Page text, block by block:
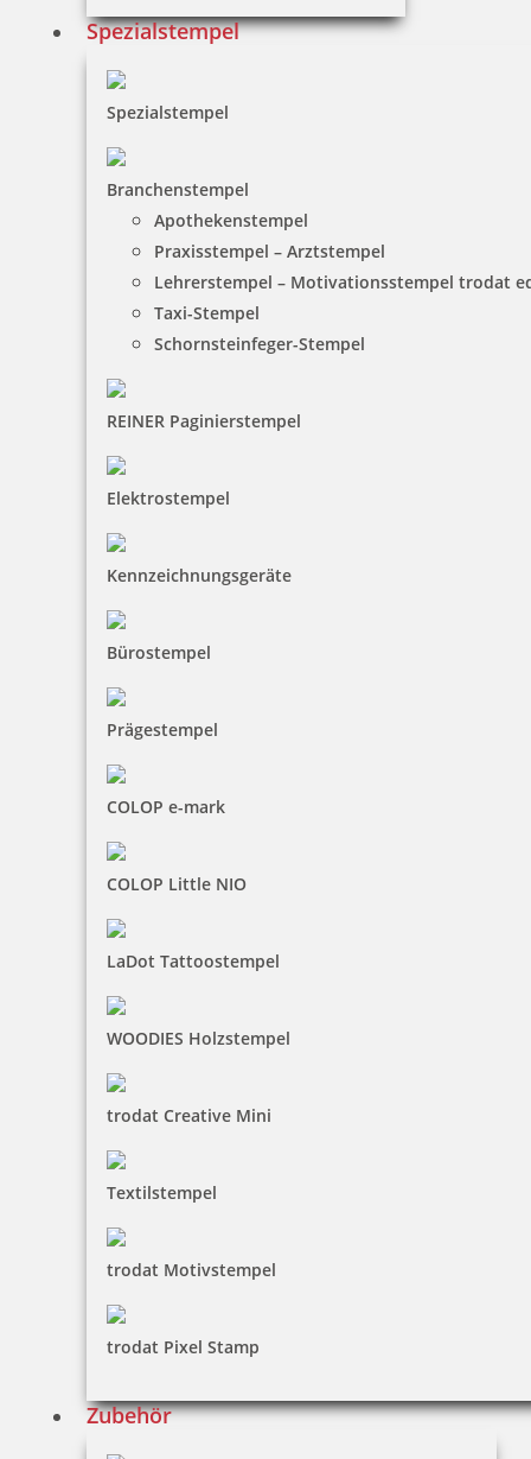
Spezialstempel
Spezialstempel
Branchenstempel
Apothekenstempel
Praxisstempel – Arztstempel
Lehrerstempel – Motivationsstempel trodat
Taxi-Stempel
Schornsteinfeger-Stempel
REINER Paginierstempel
Elektrostempel
Kennzeichnungsgeräte
Bürostempel
Prägestempel
COLOP e-mark
COLOP Little NIO
LaDot Tattoostempel
WOODIES Holzstempel
trodat Creative Mini
Textilstempel
trodat Motivstempel
trodat Pixel Stamp
Zubehör
14,80 €
Jetzt gestalten
Osterstempel 01 Holz Motiv frohe Ostern
Jetzt gestalten
Osterstempel 02 Holz Kleiner Ostergruß
Jetzt gestalten
Osterstempel 03 Holz Motiv Osternest